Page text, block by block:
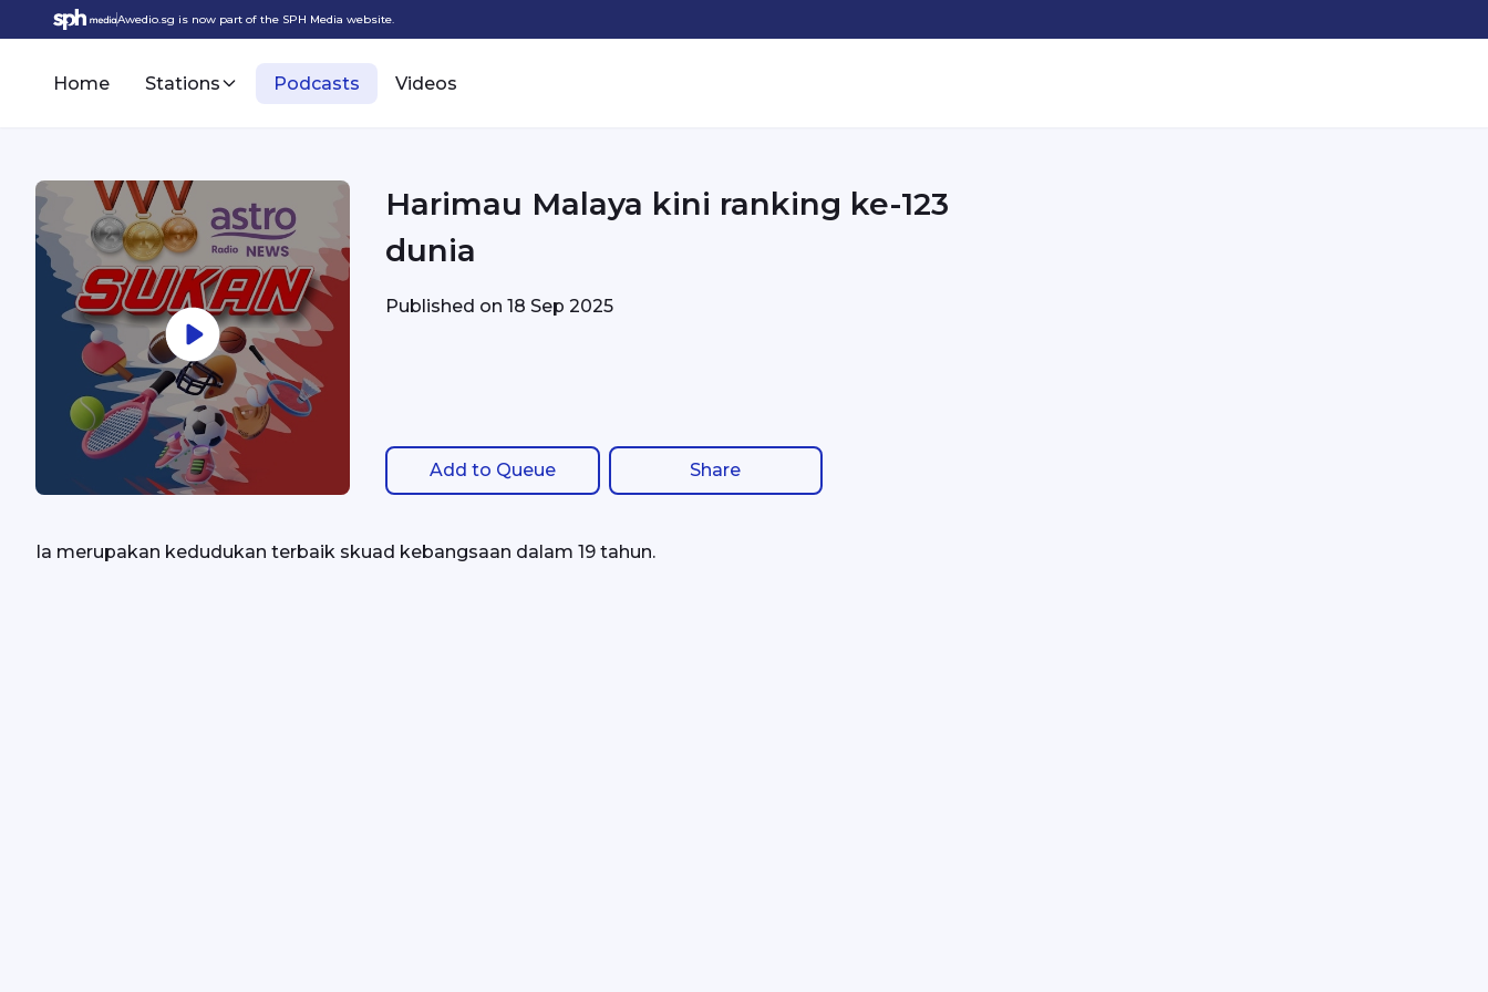
Awedio.sg is now part of the SPH Media website.
Home Stations Podcasts Videos
Harimau Malaya kini ranking ke-123
dunia
Published on18 Sep 2025
Add to Queue Share
Ia merupakan kedudukan terbaik skuad kebangsaan dalam 19 tahun.